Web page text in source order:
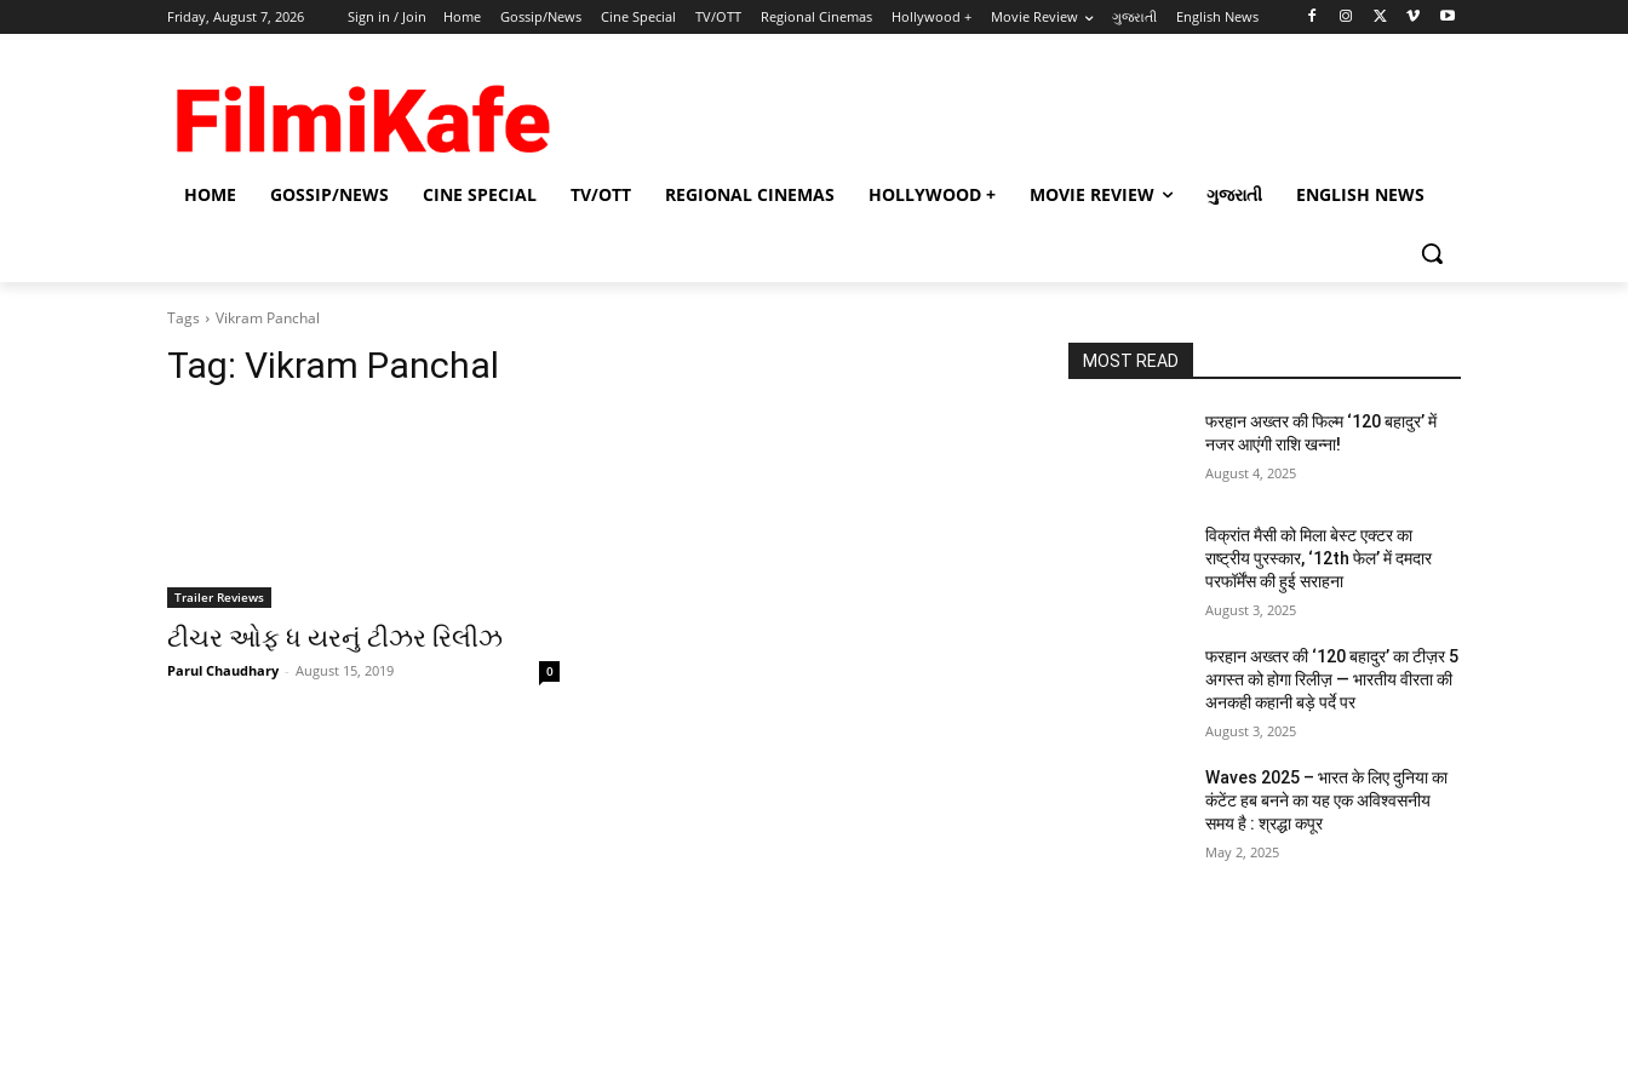
Friday, August 7, 2026 Sign in / Join Home Gossip/News Cine Special TV/OTT Regional Cinemas Hollywood + Movie Review ગુજરાતી English News
HOME GOSSIP/NEWS CINE SPECIAL TV/OTT REGIONAL CINEMAS HOLLYWOOD + MOVIE REVIEW ગુજરાતી ENGLISH NEWS
Tags Vikram Panchal
Tag: Vikram Panchal
Trailer Reviews
ટીચર ઓફ ધ યરનું ટીઝર રિલીઝ
Parul Chaudhary - August 15, 2019 0
MOST READ
फरहान अख्तर की फिल्म ‘120 बहादुर’ में
नजर आएंगी राशि खन्ना!
August 4, 2025
विक्रांत मैसी को मिला बेस्ट एक्टर का
राष्ट्रीय पुरस्कार, ‘12th फेल’ में दमदार
परफॉर्मेंस की हुई सराहना
August 3, 2025
फरहान अख्तर की ‘120 बहादुर’ का टीज़र 5
अगस्त को होगा रिलीज़ — भारतीय वीरता की
अनकही कहानी बड़े पर्दे पर
August 3, 2025
Waves 2025 – भारत के लिए दुनिया का
कंटेंट हब बनने का यह एक अविश्वसनीय
समय है : श्रद्धा कपूर
May 2, 2025